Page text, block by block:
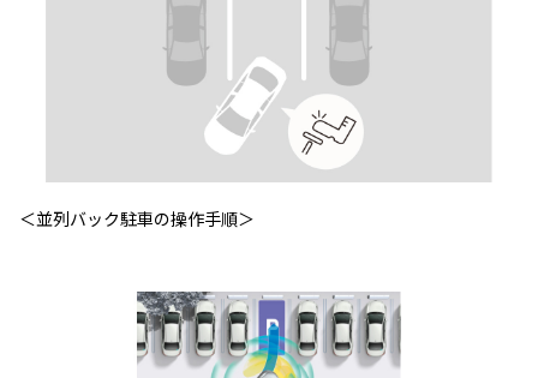
＜並列バック駐車の操作手順＞